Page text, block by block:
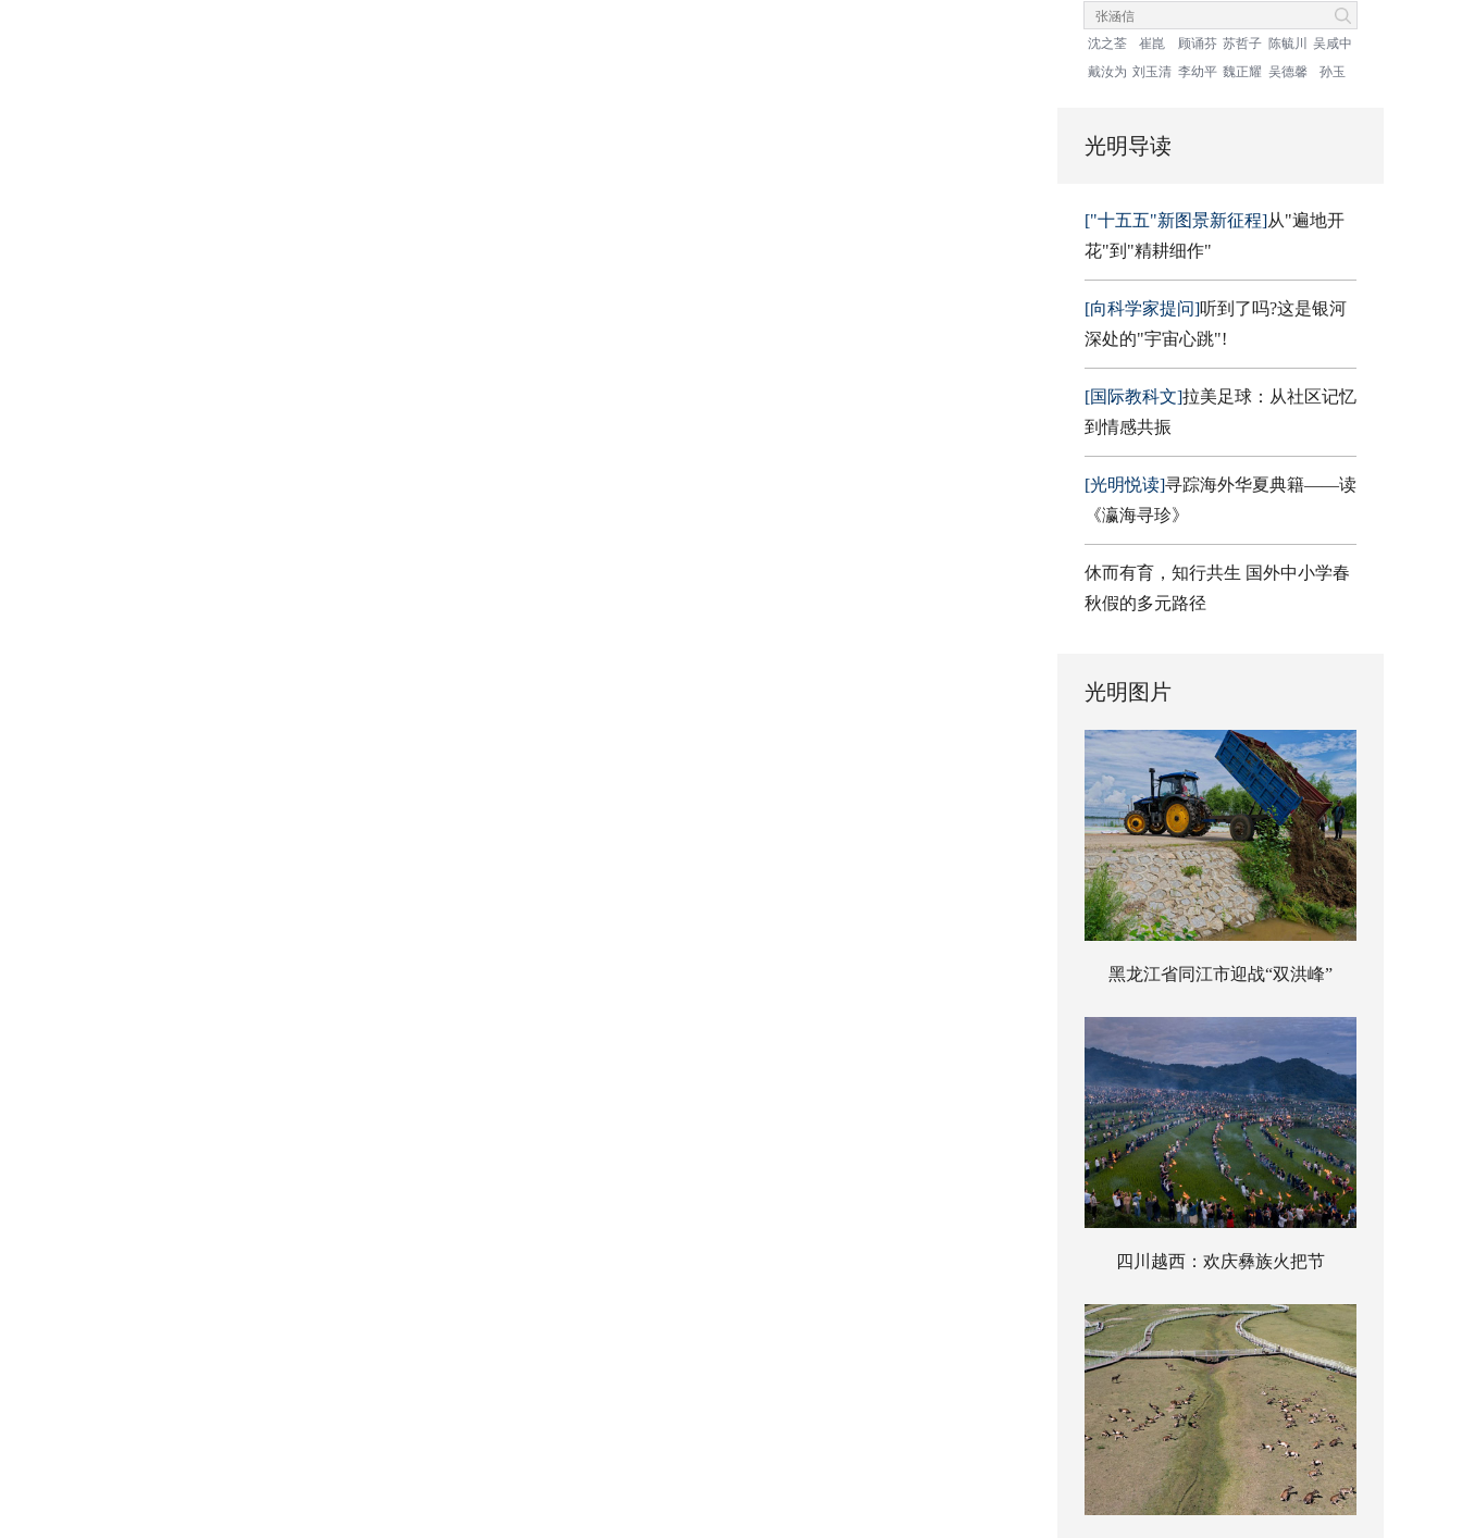
沈之荃 崔崑 顾诵芬 苏哲子 陈毓川
吴咸中
戴汝为 刘玉清 李幼平 魏正耀 吴德馨 孙玉
光明导读
["十五五"新图景新征程]从"遍地开
花"到"精耕细作"
[向科学家提问]听到了吗?这是银河
深处的"宇宙心跳"!
[国际教科文]拉美足球：从社区记忆
到情感共振
[光明悦读]寻踪海外华夏典籍——读
《瀛海寻珍》
休而有育，知行共生 国外中小学春
秋假的多元路径
光明图片
黑龙江省同江市迎战“双洪峰”
四川越西：欢庆彝族火把节